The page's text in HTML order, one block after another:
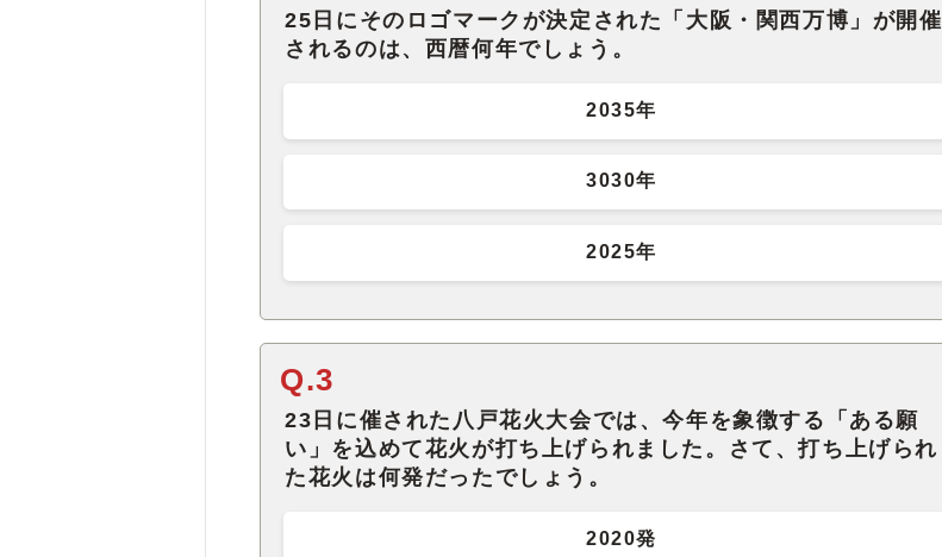
25日にそのロゴマークが決定された「大阪・関西万博」が開催
されるのは、西暦何年でしょう。
2035年
3030年
2025年
Q.3
23日に催された八戸花火大会では、今年を象徴する「ある願
い」を込めて花火が打ち上げられました。さて、打ち上げられ
た花火は何発だったでしょう。
2020発